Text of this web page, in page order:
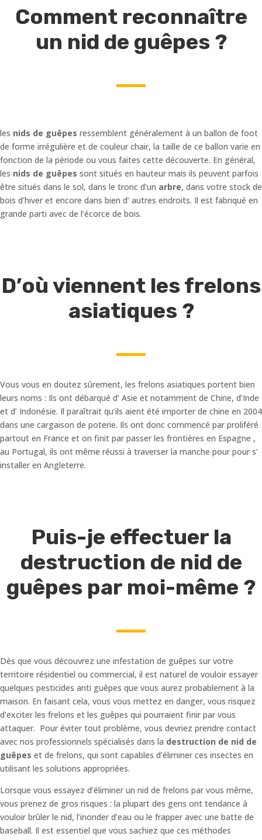
Comment reconnaître
un nid de guêpes ?
les nids de guêpes ressemblent généralement à un ballon de foot
de forme irrégulière et de couleur chair, la taille de ce ballon varie en
fonction de la période ou vous faites cette découverte. En général,
les nids de guêpes sont situés en hauteur mais ils peuvent parfois
être situés dans le sol, dans le tronc d’un arbre, dans votre stock de
bois d’hiver et encore dans bien d’ autres endroits. Il est fabriqué en
grande parti avec de l’écorce de bois.
D’où viennent les frelons
asiatiques ?
Vous vous en doutez sûrement, les frelons asiatiques portent bien
leurs noms : Ils ont débarqué d’ Asie et notamment de Chine, d’Inde
et d’ Indonésie. Il paraîtrait qu’ils aient été importer de chine en 2004
dans une cargaison de poterie. Ils ont donc commencé par proliféré
partout en France et on finit par passer les frontières en Espagne ,
au Portugal, ils ont même réussi à traverser la manche pour pour s’
installer en Angleterre.
Puis-je effectuer la
destruction de nid de
guêpes par moi-même ?
Dès que vous découvrez une infestation de guêpes sur votre
territoire résidentiel ou commercial, il est naturel de vouloir essayer
quelques pesticides anti guêpes que vous aurez probablement à la
maison. En faisant cela, vous vous mettez en danger, vous risquez
d’exciter les frelons et les guêpes qui pourraient finir par vous
attaquer. Pour éviter tout problème, vous devriez prendre contact
avec nos professionnels spécialisés dans la destruction de nid de
guêpes et de frelons, qui sont capables d’éliminer ces insectes en
utilisant les solutions appropriées.
Lorsque vous essayez d’éliminer un nid de frelons par vous même,
vous prenez de gros risques : la plupart des gens ont tendance à
vouloir brûler le nid, l’inonder d’eau ou le frapper avec une batte de
baseball. Il est essentiel que vous sachiez que ces méthodes